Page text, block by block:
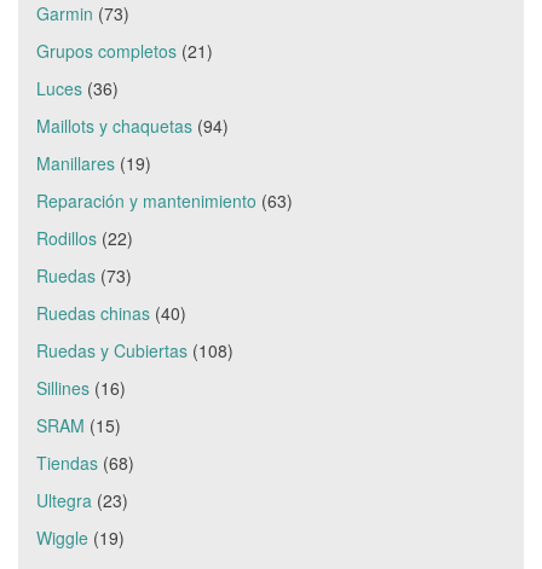
Garmin (73)
Grupos completos (21)
Luces (36)
Maillots y chaquetas (94)
Manillares (19)
Reparación y mantenimiento (63)
Rodillos (22)
Ruedas (73)
Ruedas chinas (40)
Ruedas y Cubiertas (108)
Sillines (16)
SRAM (15)
Tiendas (68)
Ultegra (23)
Wiggle (19)